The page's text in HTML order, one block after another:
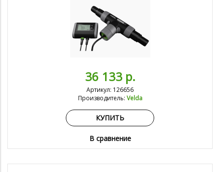
36 133 р.
Артикул: 126656
Производитель: Velda
КУПИТЬ
В сравнение